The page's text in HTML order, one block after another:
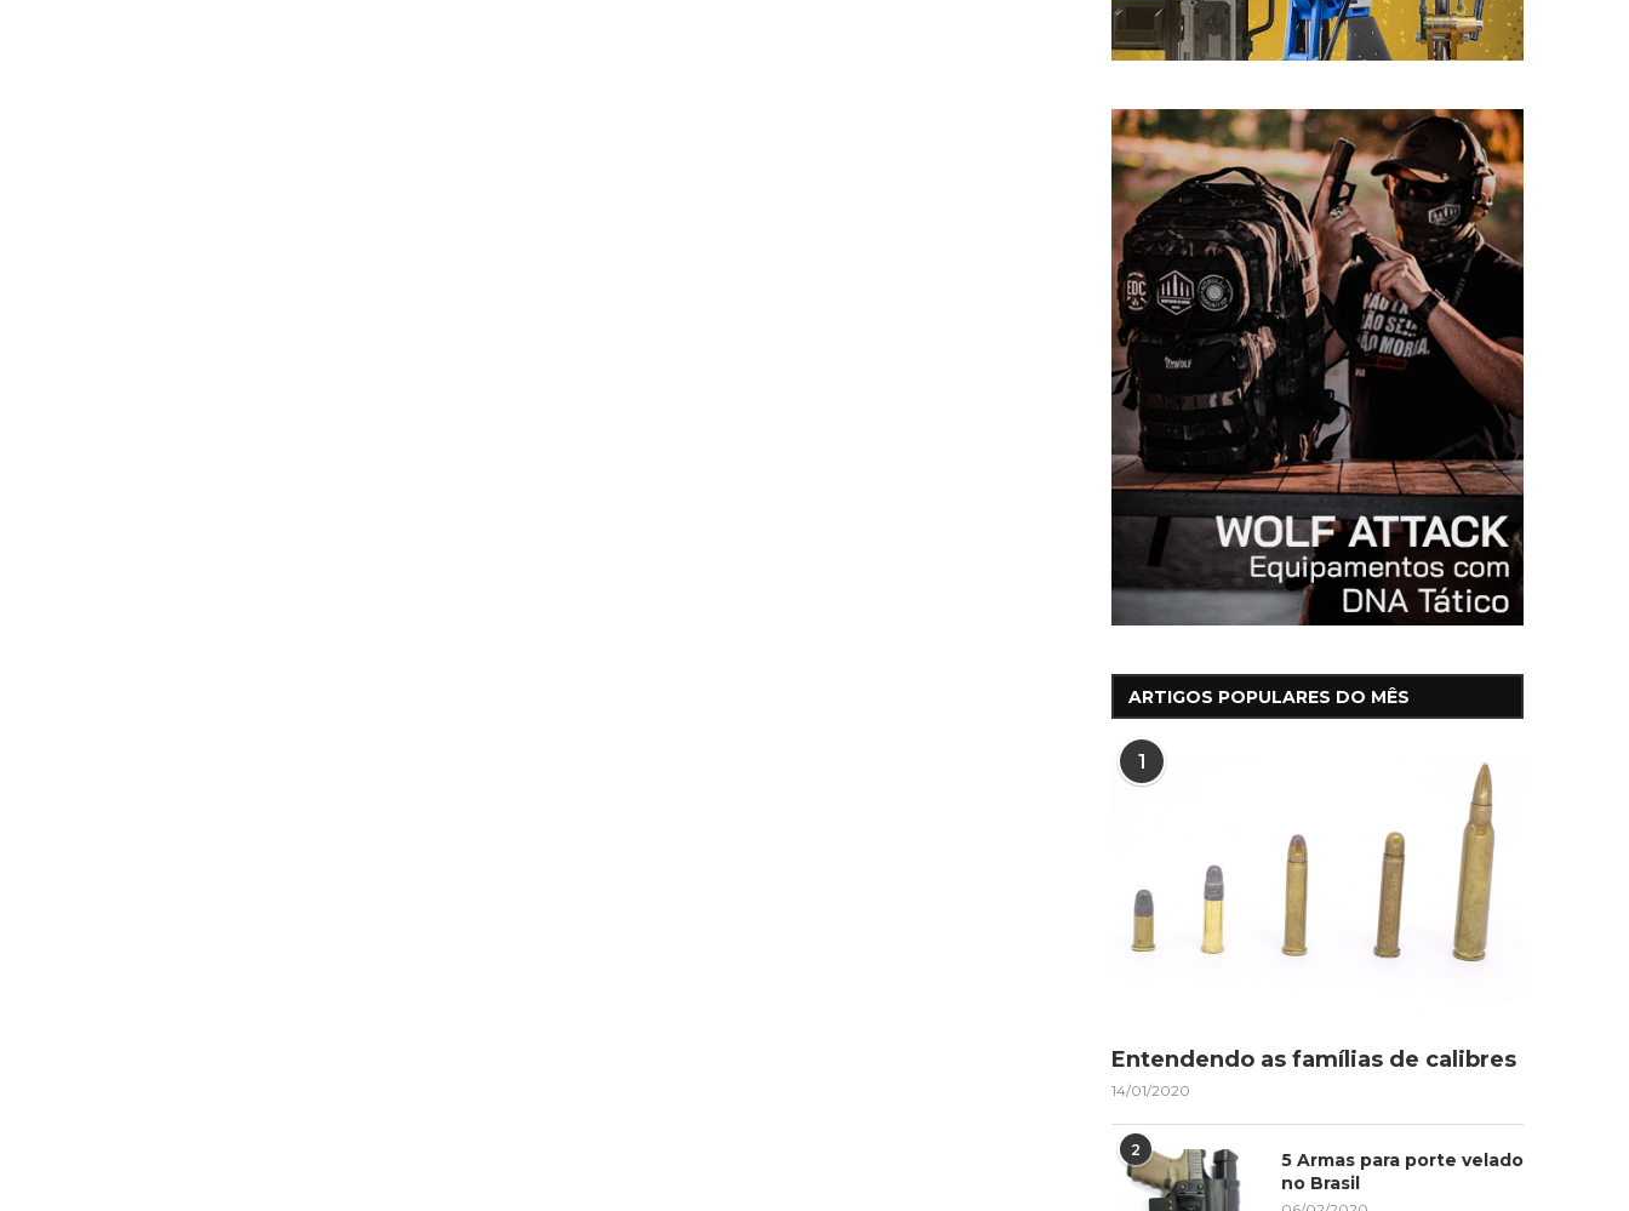
ARTIGOS POPULARES DO MÊS
1
Entendendo as famílias de calibres
14/01/2020
2
5 Armas para porte velado
no Brasil